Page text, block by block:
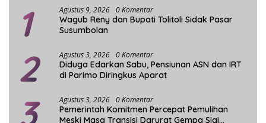
1 Agustus 9, 2026 0 Komentar
Wagub Reny dan Bupati Tolitoli Sidak Pasar
Susumbolan
2 Agustus 3, 2026 0 Komentar
Diduga Edarkan Sabu, Pensiunan ASN dan IRT
di Parimo Diringkus Aparat
3 Agustus 3, 2026 0 Komentar
Pemerintah Komitmen Percepat Pemulihan
Meski Masa Transisi Darurat Gempa Sigi